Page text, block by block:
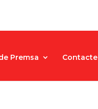
Premsa Contacte